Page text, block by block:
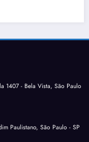
1407 - Bela Vista, São Paulo
Paulistano, São Paulo - SP